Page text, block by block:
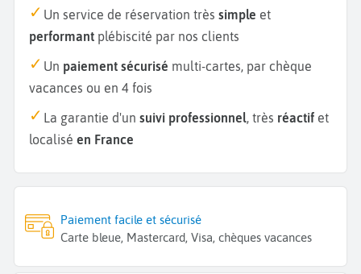
Un service de réservation très simple et
performant plébiscité par nos clients
Un paiement sécurisé multi-cartes, par chèque
vacances ou en 4 fois
La garantie d'un suivi professionnel, très réactif et
localisé en France
Paiement facile et sécurisé
Carte bleue, Mastercard, Visa, chèques vacances